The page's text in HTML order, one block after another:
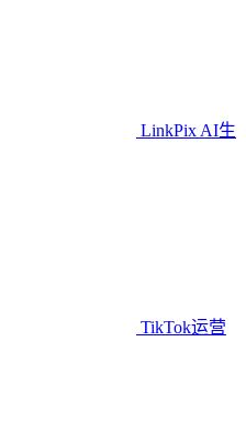
LinkPix AI生
TikTok运营